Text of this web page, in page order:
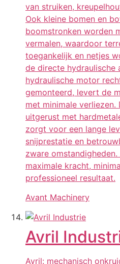
van struiken,
Ook kleine bomen en
boomstronken worden
vermalen, waardoor
toegankelijk en netjes
de directe hydraulische
hydraulische motor
gemonteerd, levert de
met minimale
uitgerust met
zorgt voor een lange
snijprestatie en
zware
maximale kracht,
professioneel resultaat.
Avant Machinery
Avril
Avril: mechanisch